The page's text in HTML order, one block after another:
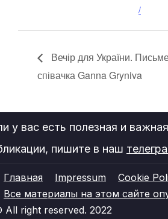
/
Вечір для України.
співачка Ganna Gryniva
у вас есть полезная и
пишите в наш
Главная Impressum Cookie
Все материалы на этом сайте
All right reserved. 2022